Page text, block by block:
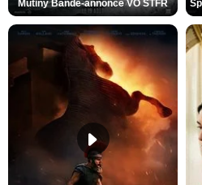
Mutiny Bande-annonce VO STFR